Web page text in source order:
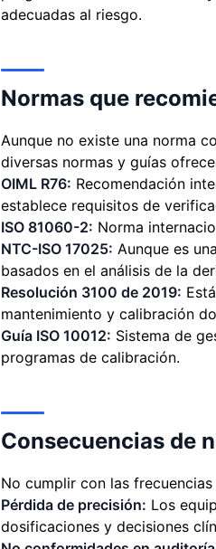
adecuadas al riesgo.
Normas que
Aunque no existe una norma
diversas normas y guías
OIML R76: Recomendación
establece requisitos de
ISO 81060-2: Norma
NTC-ISO 17025: Aunque es
basados en el análisis de la
Resolución 3100 de 2019:
mantenimiento y calibración
Guía ISO 10012: Sistema de
programas de calibración.
Consecuencias de
No cumplir con las
Pérdida de precisión: Los
dosificaciones y decisiones